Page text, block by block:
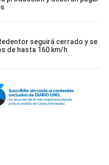
seguirá cerrado y se
de hasta 160 km/h